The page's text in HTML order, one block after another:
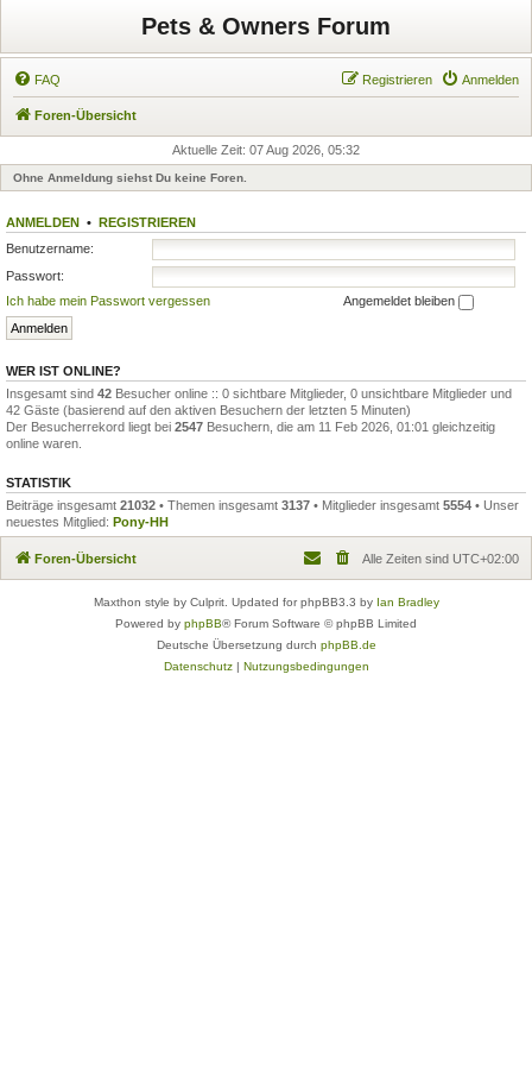
Pets & Owners Forum
FAQ Anmelden
Registrieren
Foren-Übersicht
Aktuelle Zeit: 07 Aug 2026, 05:32
Ohne Anmeldung siehst Du keine Foren.
ANMELDEN • REGISTRIEREN
Benutzername:
Passwort:
Ich habe mein Passwort vergessen
Angemeldet bleiben
WER IST ONLINE?
Insgesamt sind 42 Besucher online :: 0 sichtbare Mitglieder, 0 unsichtbare Mitglieder und
42 Gäste (basierend auf den aktiven Besuchern der letzten 5 Minuten)
Der Besucherrekord liegt bei 2547 Besuchern, die am 11 Feb 2026, 01:01 gleichzeitig
online waren.
STATISTIK
Beiträge insgesamt 21032 • Themen insgesamt 3137 • Mitglieder insgesamt 5554 • Unser
neuestes Mitglied: Pony-HH
Foren-Übersicht Alle Zeiten sind UTC+02:00
Maxthon style by Culprit. Updated for phpBB3.3 by Ian Bradley
Powered by phpBB® Forum Software © phpBB Limited
Deutsche Übersetzung durch phpBB.de
Datenschutz| Nutzungsbedingungen